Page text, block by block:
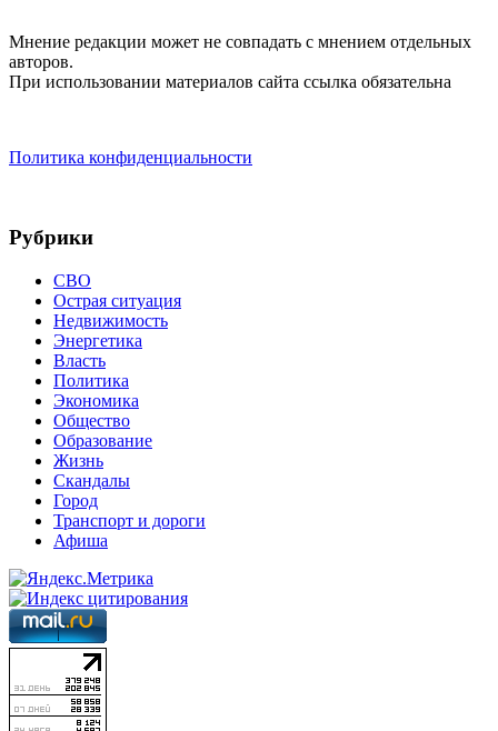
Мнение редакции может не совпадать с мнением отдельных
авторов.
При использовании материалов сайта ссылка обязательна
Политика конфиденциальности
Рубрики
СВО
Острая ситуация
Недвижимость
Энергетика
Власть
Политика
Экономика
Общество
Образование
Жизнь
Скандалы
Город
Транспорт и дороги
Афиша